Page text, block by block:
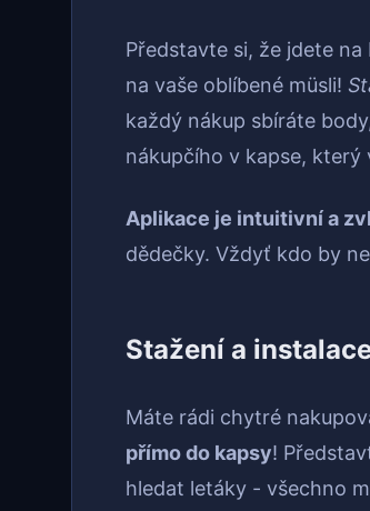
Představte si, že jdete
na vaše oblíbené müsli!
každý nákup sbíráte
nákupčího v kapse, který
Aplikace je intuitivní a
dědečky. Vždyť kdo by
Stažení a
Máte rádi chytré
přímo do kapsy!
hledat letáky - všechno